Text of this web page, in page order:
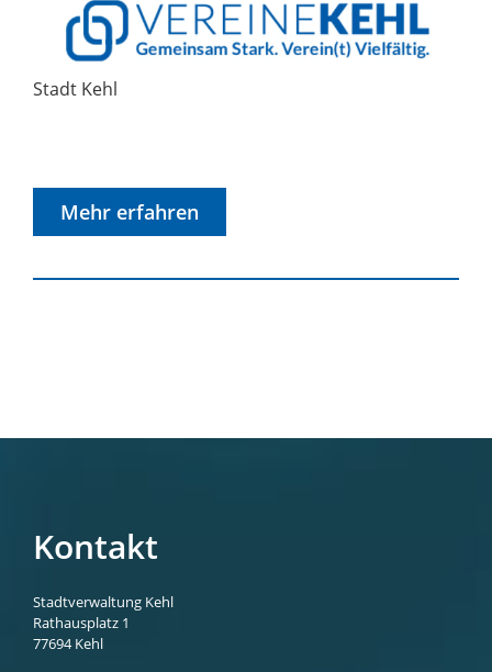
Stadt Kehl
Mehr erfahren
Kontakt
Stadtverwaltung Kehl
Rathausplatz 1
77694 Kehl